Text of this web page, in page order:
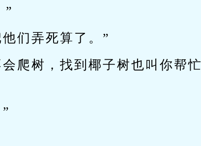
”
们弄死算了。”
爬树，找到椰子树也叫你帮忙